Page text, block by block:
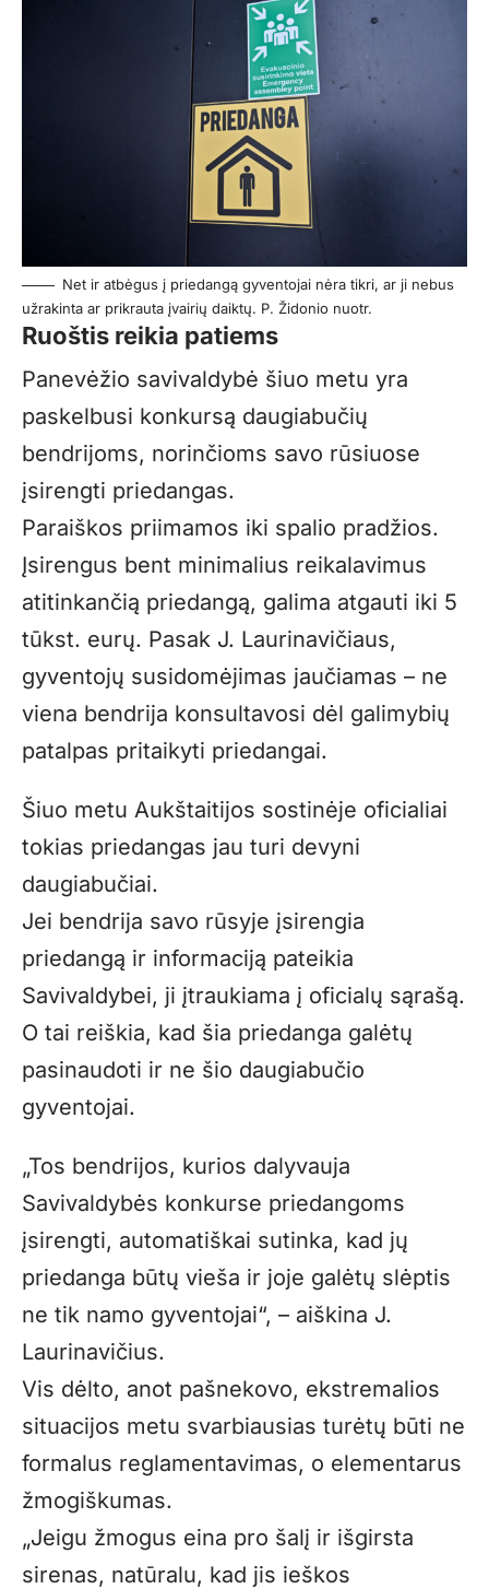
Net ir atbėgus į priedangą gyventojai nėra tikri, ar ji nebus
užrakinta ar prikrauta įvairių daiktų. P. Židonio nuotr.
Ruoštis reikia patiems
Panevėžio savivaldybė šiuo metu yra
paskelbusi konkursą daugiabučių
bendrijoms, norinčioms savo rūsiuose
įsirengti priedangas.
Paraiškos priimamos iki spalio pradžios.
Įsirengus bent minimalius reikalavimus
atitinkančią priedangą, galima atgauti iki 5
tūkst. eurų. Pasak J. Laurinavičiaus,
gyventojų susidomėjimas jaučiamas – ne
viena bendrija konsultavosi dėl galimybių
patalpas pritaikyti priedangai.
Šiuo metu Aukštaitijos sostinėje oficialiai
tokias priedangas jau turi devyni
daugiabučiai.
Jei bendrija savo rūsyje įsirengia
priedangą ir informaciją pateikia
Savivaldybei, ji įtraukiama į oficialų sąrašą.
O tai reiškia, kad šia priedanga galėtų
pasinaudoti ir ne šio daugiabučio
gyventojai.
„Tos bendrijos, kurios dalyvauja
Savivaldybės konkurse priedangoms
įsirengti, automatiškai sutinka, kad jų
priedanga būtų vieša ir joje galėtų slėptis
ne tik namo gyventojai“, – aiškina J.
Laurinavičius.
Vis dėlto, anot pašnekovo, ekstremalios
situacijos metu svarbiausias turėtų būti ne
formalus reglamentavimas, o elementarus
žmogiškumas.
„Jeigu žmogus eina pro šalį ir išgirsta
sirenas, natūralu, kad jis ieškos